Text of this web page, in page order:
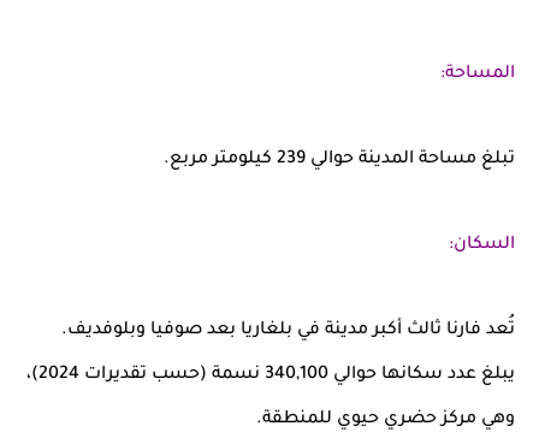
المساحة:
تبلغ مساحة المدينة حوالي 239 كيلومتر مربع .
السكان:
تُعد فارنا ثالث أكبر مدينة في بلغاريا بعد صوفيا وبلوفديف.
يبلغ عدد سكانها حوالي 340,100 نسمة (حسب تقديرات 2024)،
وهي مركز حضري حيوي للمنطقة.